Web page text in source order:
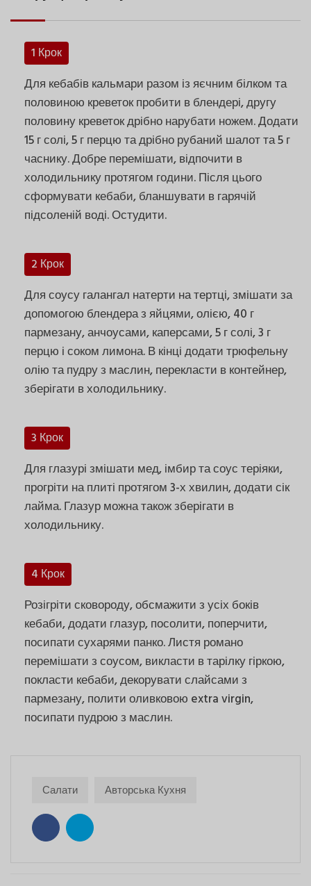
1 Крок
Для кебабів кальмари разом із яєчним білком та
половиною креветок пробити в блендері, другу
половину креветок дрібно нарубати ножем. Додати
15 г солі, 5 г перцю та дрібно рубаний шалот та 5 г
часнику. Добре перемішати, відпочити в
холодильнику протягом години. Після цього
сформувати кебаби, бланшувати в гарячій
підсоленій воді. Остудити.
2 Крок
Для соусу галангал натерти на тертці, змішати за
допомогою блендера з яйцями, олією, 40 г
пармезану, анчоусами, каперсами, 5 г солі, 3 г
перцю і соком лимона. В кінці додати трюфельну
олію та пудру з маслин, перекласти в контейнер,
зберігати в холодильнику.
3 Крок
Для глазурі змішати мед, імбир та соус теріяки,
прогріти на плиті протягом 3-х хвилин, додати сік
лайма. Глазур можна також зберігати в
холодильнику.
4 Крок
Розігріти сковороду, обсмажити з усіх боків
кебаби, додати глазур, посолити, поперчити,
посипати сухарями панко. Листя романо
перемішати з соусом, викласти в тарілку гіркою,
покласти кебаби, декорувати слайсами з
пармезану, полити оливковою extra virgin,
посипати пудрою з маслин.
Салати Авторська Кухня